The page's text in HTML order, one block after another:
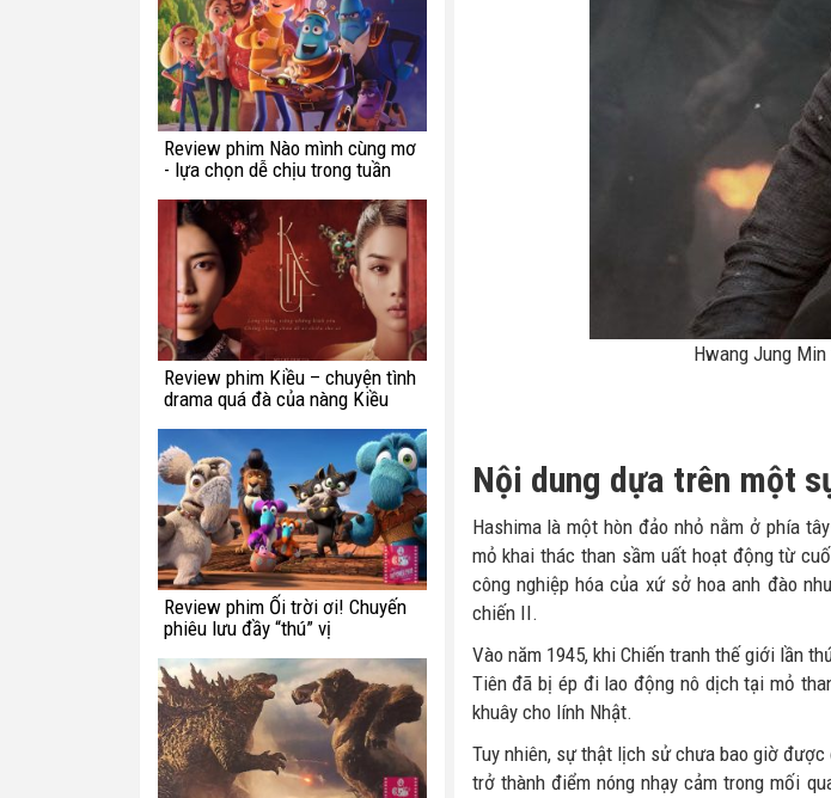
Review phim Nào mình cùng mơ
- lựa chọn dễ chịu trong tuần
Review phim Kiều – chuyện tình
drama quá đà của nàng Kiều
Review phim Ối trời ơi! Chuyến
phiêu lưu đầy “thú” vị
Hwang Jung
Nội dung dựa trên một
Hashima là một hòn đảo nhỏ nằm ở phía
mỏ khai thác than sầm uất hoạt động từ
công nghiệp hóa của xứ sở hoa anh đào
chiến II.
Vào năm 1945, khi Chiến tranh thế giới lần
Tiên đã bị ép đi lao động nô dịch tại mỏ
khuây cho lính Nhật.
Tuy nhiên, sự thật lịch sử chưa bao giờ
trở thành điểm nóng nhạy cảm trong mối